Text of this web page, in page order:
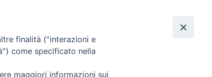
finalità ("interazioni e
come specificato nella
maggiori informazioni sui